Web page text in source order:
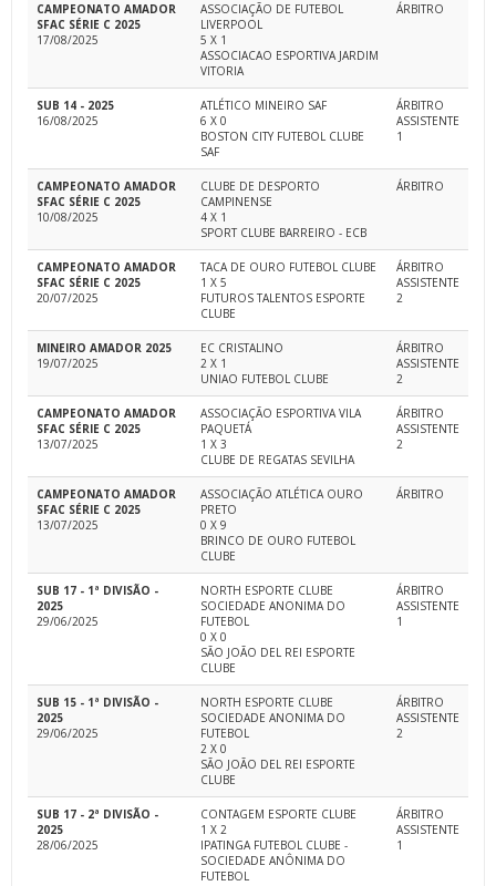
CAMPEONATO AMADOR
SFAC SÉRIE C 2025
17/08/2025
ASSOCIAÇÃO DE FUTEBOL
LIVERPOOL
5 X 1
ASSOCIACAO ESPORTIVA JARDIM
VITORIA
ÁRBITRO
SUB 14 - 2025
16/08/2025
ATLÉTICO MINEIRO SAF
6 X 0
BOSTON CITY FUTEBOL CLUBE
SAF
ÁRBITRO
ASSISTENTE
1
CAMPEONATO AMADOR
SFAC SÉRIE C 2025
10/08/2025
CLUBE DE DESPORTO
CAMPINENSE
4 X 1
SPORT CLUBE BARREIRO - ECB
ÁRBITRO
CAMPEONATO AMADOR
SFAC SÉRIE C 2025
20/07/2025
TACA DE OURO FUTEBOL CLUBE
1 X 5
FUTUROS TALENTOS ESPORTE
CLUBE
ÁRBITRO
ASSISTENTE
2
MINEIRO AMADOR 2025
19/07/2025
EC CRISTALINO
2 X 1
UNIAO FUTEBOL CLUBE
ÁRBITRO
ASSISTENTE
2
CAMPEONATO AMADOR
SFAC SÉRIE C 2025
13/07/2025
ASSOCIAÇÃO ESPORTIVA VILA
PAQUETÁ
1 X 3
CLUBE DE REGATAS SEVILHA
ÁRBITRO
ASSISTENTE
2
CAMPEONATO AMADOR
SFAC SÉRIE C 2025
13/07/2025
ASSOCIAÇÃO ATLÉTICA OURO
PRETO
0 X 9
BRINCO DE OURO FUTEBOL
CLUBE
ÁRBITRO
SUB 17 - 1ª DIVISÃO -
2025
29/06/2025
NORTH ESPORTE CLUBE
SOCIEDADE ANONIMA DO
FUTEBOL
0 X 0
SÃO JOÃO DEL REI ESPORTE
CLUBE
ÁRBITRO
ASSISTENTE
1
SUB 15 - 1ª DIVISÃO -
2025
29/06/2025
NORTH ESPORTE CLUBE
SOCIEDADE ANONIMA DO
FUTEBOL
2 X 0
SÃO JOÃO DEL REI ESPORTE
CLUBE
ÁRBITRO
ASSISTENTE
2
SUB 17 - 2ª DIVISÃO -
2025
28/06/2025
CONTAGEM ESPORTE CLUBE
1 X 2
IPATINGA FUTEBOL CLUBE -
SOCIEDADE ANÔNIMA DO
FUTEBOL
ÁRBITRO
ASSISTENTE
1